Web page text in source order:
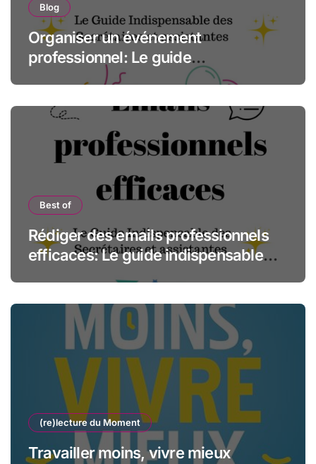
Blog
Organiser un événement
professionnel: Le guide
indispensable des assistantes et
Best of
Rédiger des emails professionnels
efficaces: Le guide indispensable
(re)lecture du Moment
Travailler moins, vivre mieux